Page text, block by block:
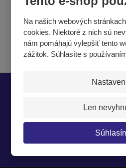
Na našich webových
cookies. Niektoré z nich sú
nám pomáhajú vylepšiť tento
zážitok. Súhlasíte s
Len